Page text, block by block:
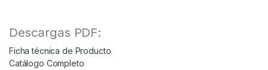
Descargas PDF:
Ficha técnica de Producto
Catálogo Completo